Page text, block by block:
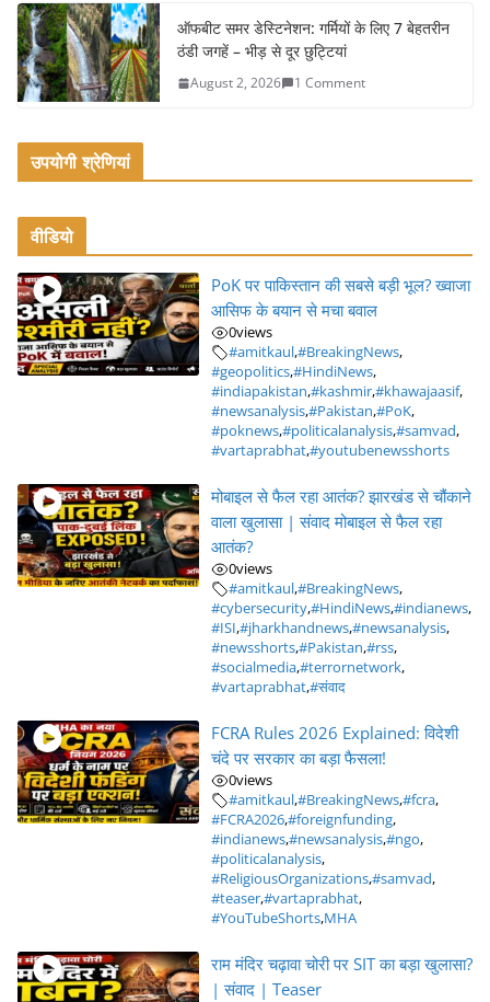
ऑफबीट समर डेस्टिनेशन: गर्मियों के लिए 7 बेहतरीन
ठंडी जगहें – भीड़ से दूर छुट्टियां
August 2, 2026 1 Comment
उपयोगी श्रेणियां
वीडियो
PoK पर पाकिस्तान की सबसे बड़ी भूल? ख्वाजा
आसिफ के बयान से मचा बवाल
0views
#amitkaul,#BreakingNews,
#geopolitics,#HindiNews,
#indiapakistan,#kashmir,#khawajaasif,
#newsanalysis,#Pakistan,#PoK,
#poknews,#politicalanalysis,#samvad,
#vartaprabhat,#youtubenewsshorts
मोबाइल से फैल रहा आतंक? झारखंड से चौंकाने
वाला खुलासा | संवाद मोबाइल से फैल रहा
आतंक?
0views
#amitkaul,#BreakingNews,
#cybersecurity,#HindiNews,#indianews,
#ISI,#jharkhandnews,#newsanalysis,
#newsshorts,#Pakistan,#rss,
#socialmedia,#terrornetwork,
#vartaprabhat,#संवाद
FCRA Rules 2026 Explained: विदेशी
चंदे पर सरकार का बड़ा फैसला!
0views
#amitkaul,#BreakingNews,#fcra,
#FCRA2026,#foreignfunding,
#indianews,#newsanalysis,#ngo,
#politicalanalysis,
#ReligiousOrganizations,#samvad,
#teaser,#vartaprabhat,
#YouTubeShorts,MHA
राम मंदिर चढ़ावा चोरी पर SIT का बड़ा खुलासा?
| संवाद | Teaser